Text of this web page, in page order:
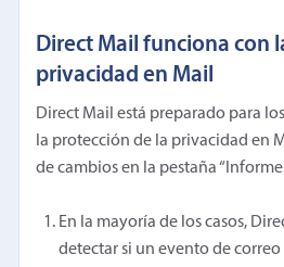
Direct Mail funciona con
privacidad en Mail
Direct Mail está preparado para
la protección de la privacidad en
de cambios en la pestaña
En la mayoría de los casos,
detectar si un evento de